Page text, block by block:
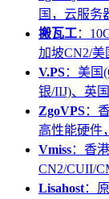
国，云服务
搬瓦工：
加坡CN2/美
V.PS：美国
银/IIJ)、英
ZgoVPS：
高性能硬件
Vmiss：香
CN2/CUII/
Lisahost：